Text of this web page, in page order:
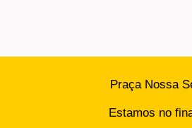
Praça Nossa
Estamos no